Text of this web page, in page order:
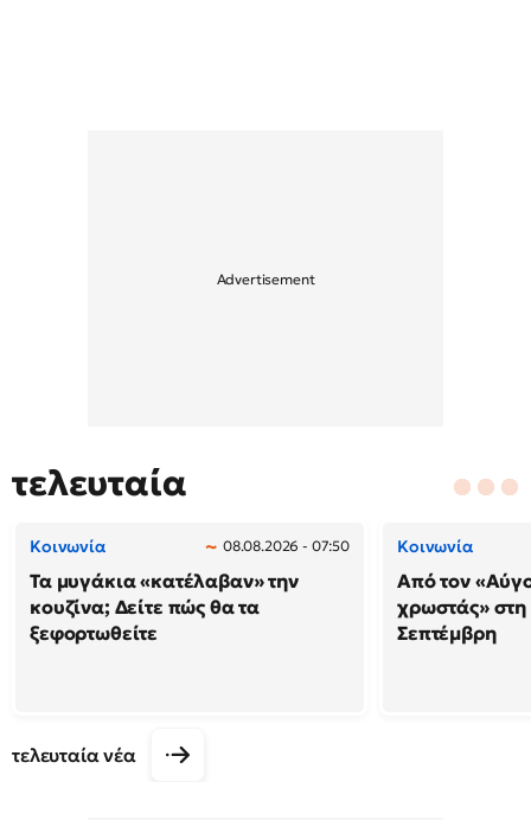
τελευταία
Κοινωνία 08.08.2026 - 07:50
Τα μυγάκια «κατέλαβαν» την
κουζίνα; Δείτε πώς θα τα
ξεφορτωθείτε
Κοινωνία
Από τον
χρωστάς»
Σεπτέμβρη
τελευταία νέα